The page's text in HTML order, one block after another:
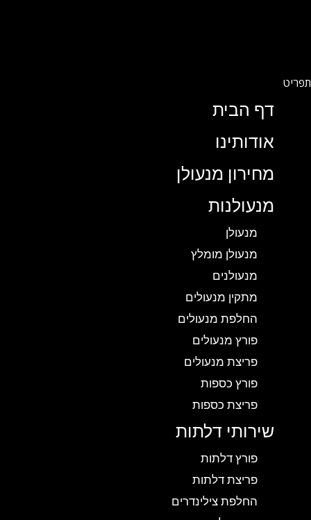
דף הבית
אודותינו
מחירון מנעולן
מנעולנות
מנעולן
מנעולן מומלץ
מנעולנים
מתקין מנעולים
החלפת מנעולים
פורץ מנעולים
פריצת מנעולים
פורץ כספות
פריצת כספות
שירותי דלתות
פורץ דלתות
פריצת דלתות
החלפת צילינדרים